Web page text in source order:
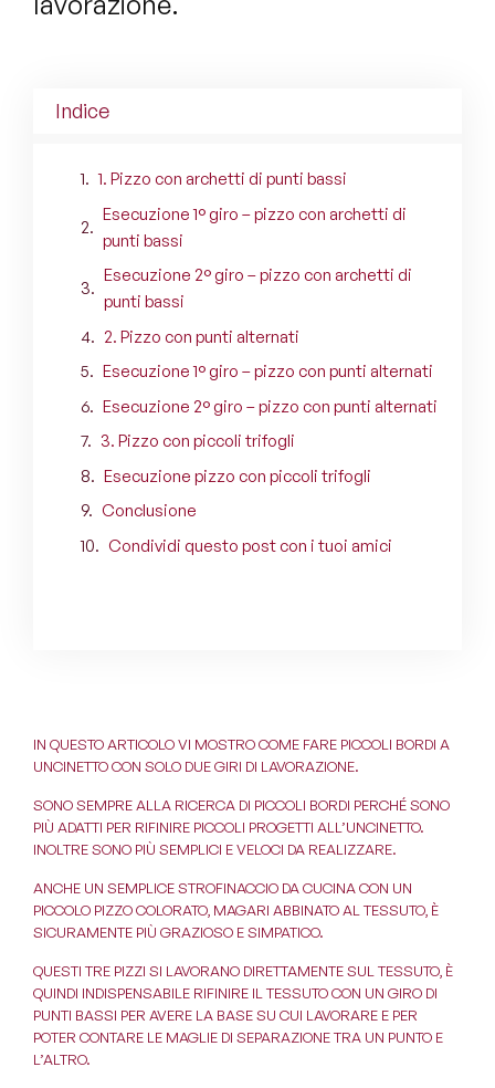
Indice
1. Pizzo con archetti di punti bassi
Esecuzione 1° giro – pizzo con archetti di
punti bassi
Esecuzione 2° giro – pizzo con archetti di
punti bassi
2. Pizzo con punti alternati
Esecuzione 1° giro – pizzo con punti alternati
Esecuzione 2° giro – pizzo con punti alternati
3. Pizzo con piccoli trifogli
Esecuzione pizzo con piccoli trifogli
Conclusione
Condividi questo post con i tuoi amici
IN QUESTO ARTICOLO VI MOSTRO COME FARE PICCOLI BORDI A
UNCINETTO CON SOLO DUE GIRI DI LAVORAZIONE.
SONO SEMPRE ALLA RICERCA DI PICCOLI BORDI PERCHÉ SONO
PIÙ ADATTI PER RIFINIRE PICCOLI PROGETTI ALL’UNCINETTO.
INOLTRE SONO PIÙ SEMPLICI E VELOCI DA REALIZZARE.
ANCHE UN SEMPLICE STROFINACCIO DA CUCINA CON UN
PICCOLO PIZZO COLORATO, MAGARI ABBINATO AL TESSUTO, È
SICURAMENTE PIÙ GRAZIOSO E SIMPATICO.
QUESTI TRE PIZZI SI LAVORANO DIRETTAMENTE SUL TESSUTO, È
QUINDI INDISPENSABILE RIFINIRE IL TESSUTO CON UN GIRO DI
PUNTI BASSI PER AVERE LA BASE SU CUI LAVORARE E PER
POTER CONTARE LE MAGLIE DI SEPARAZIONE TRA UN PUNTO E
L’ALTRO.